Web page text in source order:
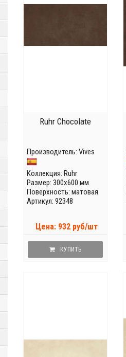
Ruhr Chocolate
Производитель: Vives
Коллекция: Ruhr
Размер: 300x600 мм
Поверхность: матовая
Артикул: 92348
Цена: 932 руб/шт
КУПИТЬ